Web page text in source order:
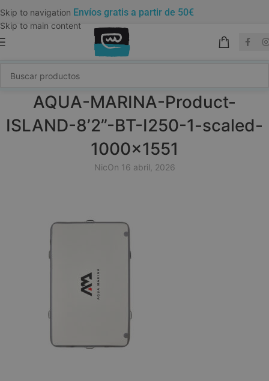
Skip to navigation
Skip to main content
Envíos gratis a partir de 50€
AQUA-MARINA-Product-
ISLAND-8’2”-BT-I250-1-scaled-
1000×1551
NicOn 16 abril, 2026